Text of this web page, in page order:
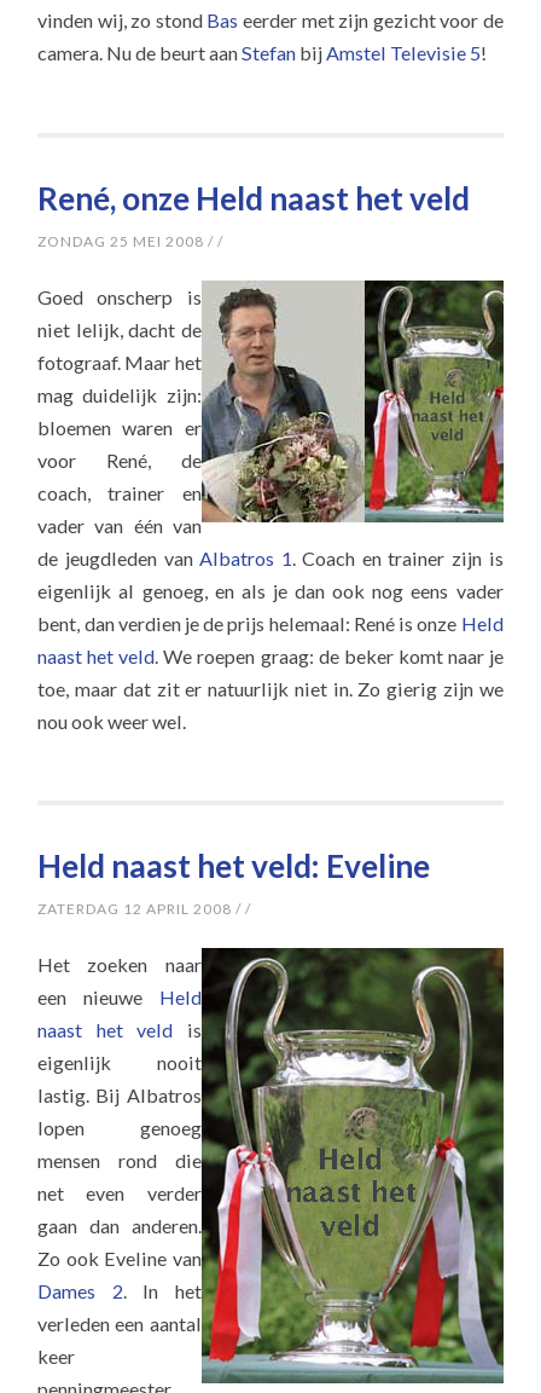
vinden wij, zo stond Bas eerder met zijn gezicht voor de
camera. Nu de beurt aanStefan bijAmstel Televisie 5!
René, onze Held naast het veld
ZONDAG 25 MEI 2008 //
Goed onscherp is
niet lelijk, dacht de
fotograaf. Maar het
mag duidelijk zijn:
bloemen waren er
voor René, de
coach, trainer en
vader van één van
de jeugdleden van Albatros 1 . Coach en trainer zijn is
eigenlijk al genoeg, en als je dan ook nog eens vader
bent, dan verdien je de prijs helemaal: René is onze Held
naast het veld . We roepen graag: de beker komt naar je
toe, maar dat zit er natuurlijk niet in. Zo gierig zijn we
nou ook weer wel.
Held naast het veld: Eveline
ZATERDAG 12 APRIL 2008 //
Het zoeken naar
een nieuwe Held
naast het veld is
eigenlijk nooit
lastig. Bij Albatros
lopen genoeg
mensen rond die
net even verder
gaan dan anderen.
Zo ook Eveline van
Dames 2. In het
verleden een aantal
keer